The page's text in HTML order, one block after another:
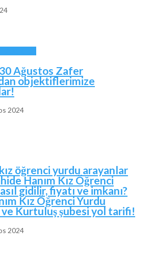
Ağustos Zafer
objektiflerimize
2024
öğrenci yurdu arayanlar
Hanım Kız Öğrenci
gidilir, fiyatı ve imkanı?
Kız Öğrenci Yurdu
Kurtuluş şubesi yol tarifi!
2024